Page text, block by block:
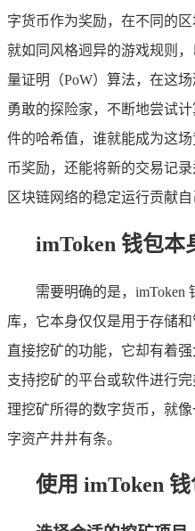
字货币作为奖励，在不同的
就如同风格迥异的游戏规则
量证明（PoW）算法，在这
勇敢的探险家，不断地尝试
件的哈希值，谁就能成为这
币奖励，还能将新的交易记
区块链网络的稳定运行贡献自
imToken 钱包本
需要明确的是，imToken
库，它本身仅仅是用于存储
直接挖矿的功能，它却有着
支持挖矿的平台或软件进行
理挖矿所得的数字货币，就
字资产井井有条。
使用 imToken